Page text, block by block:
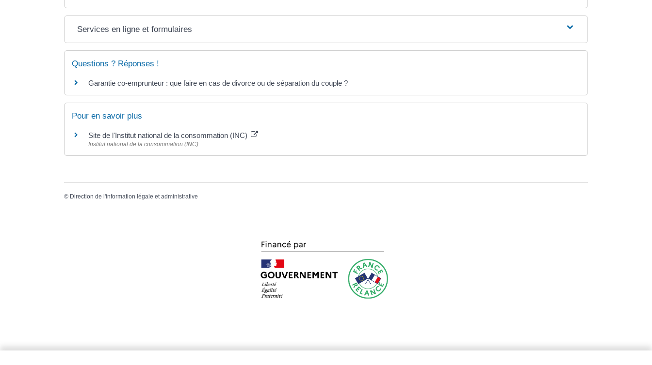
Services en ligne et formulaires
Questions ? Réponses !
Garantie co-emprunteur : que faire en cas de divorce ou de séparation du couple ?
Pour en savoir plus
Site de l'Institut national de la consommation (INC)
Institut national de la consommation (INC)
© Direction de l'information légale et administrative